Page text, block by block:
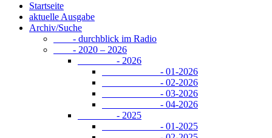
Startseite
aktuelle Ausgabe
Archiv/Suche
- durchblick im Radio
- 2020 – 2026
- 2026
- 01-2026
- 02-2026
- 03-2026
- 04-2026
- 2025
- 01-2025